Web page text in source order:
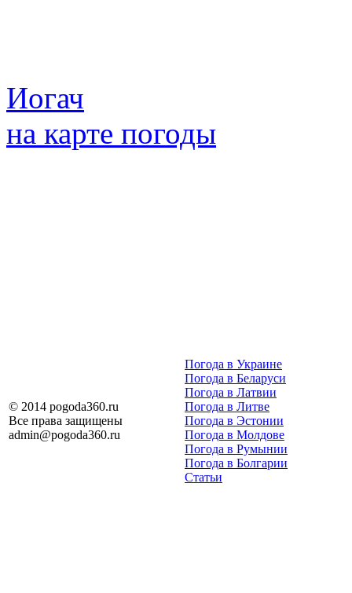
Иогач
на карте погоды
© 2014 pogoda360.ru
Все права защищены
admin@pogoda360.ru
Погода в Украине
Погода в Беларуси
Погода в Латвии
Погода в Литве
Погода в Эстонии
Погода в Молдове
Погода в Румынии
Погода в Болгарии
Статьи